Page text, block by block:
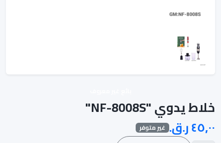
خلاط يدوي "NF-8008S"
غير متوفر